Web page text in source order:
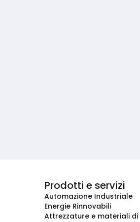
Prodotti e servizi
Automazione Industriale
Energie Rinnovabili
Attrezzature e materiali di